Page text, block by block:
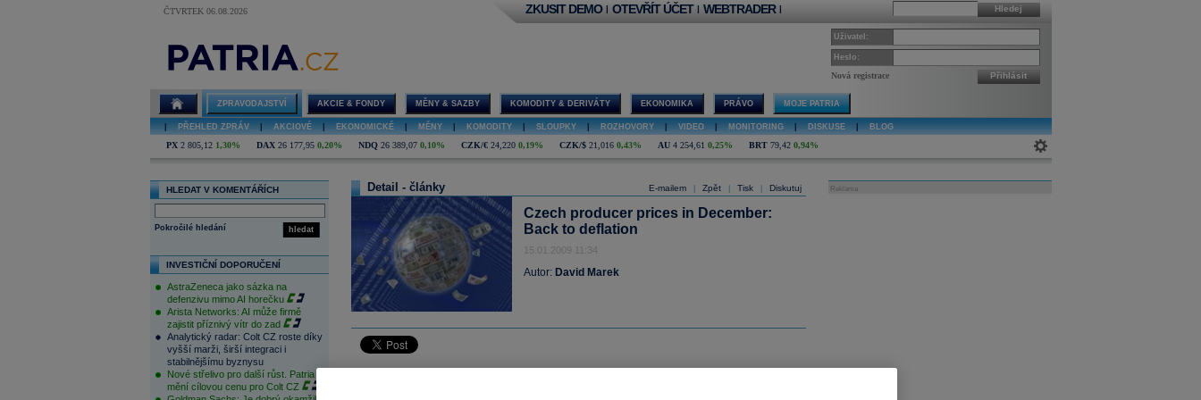
ČTVRTEK 06.08.2026 Hledej
ZKUSIT DEMO | OTEVŘÍT ÚČET | WEBTRADER |
Uživatel:
Heslo:
Nová registrace Přihlásit
ZPRAVODAJSTVÍ AKCIE & FONDY MĚNY & SAZBY KOMODITY & DERIVÁTY EKONOMIKA PRÁVO MOJE PATRIA
PŘEHLED ZPRÁV AKCIOVÉ EKONOMICKÉ MĚNY KOMODITY SLOUPKY ROZHOVORY VIDEO MONITORING DISKUSE BLOG
PX 2 805,12 1,30% DAX 26 177,95 0,20% NDQ 26 389,07 0,10% CZK/€ 24,220 0,19% CZK/$ 21,016 0,43% AU 4 254,61 0,25% BRT 79,42 0,94%
HLEDAT V KOMENTÁŘÍCH
hledat
Pokročilé hledání
INVESTIČNÍ DOPORUČENÍ
AstraZeneca jako sázka na
defenzivu mimo AI horečku
Arista Networks: AI může firmě
zajistit příznivý vítr do zad
Analytický radar: Colt CZ roste díky
vyšší marži, širší integraci i
stabilnějšímu byznysu
Nové střelivo pro další růst. Patria
mění cílovou cenu pro Colt CZ
E-mailem Zpět Tisk Diskutuj
Detail - články
Czech producer prices in December:
Back to deflation
15.01.2009 11:34
Autor: David Marek
Reklama